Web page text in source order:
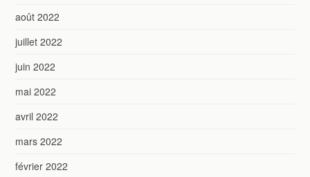
août 2022
juillet 2022
juin 2022
mai 2022
avril 2022
mars 2022
février 2022